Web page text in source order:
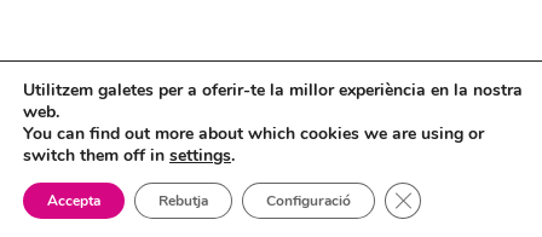
Mapa web
Política de Privacidad
Politica de cookies
Utilitzem galetes per a oferir-te la millor experiència en la nostra
web.
You can find out more about which cookies we are using or
switch them off in settings.
Accepta Rebutja Configuració Tanca el bàner de